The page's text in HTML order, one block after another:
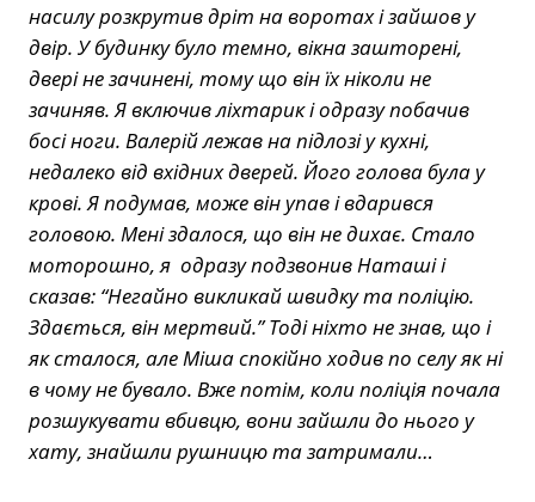
насилу розкрутив дріт на воротах і зайшов у
двір. У будинку було темно, вікна зашторені,
двері не зачинені, тому що він їх ніколи не
зачиняв. Я включив ліхтарик і одразу побачив
босі ноги. Валерій лежав на підлозі у кухні,
недалеко від вхідних дверей. Його голова була у
крові. Я подумав, може він упав і вдарився
головою. Мені здалося, що він не дихає. Стало
моторошно, я одразу подзвонив Наташі і
сказав: “Негайно викликай швидку та поліцію.
Здається, він мертвий.” Тоді ніхто не знав, що і
як сталося, але Міша спокійно ходив по селу як ні
в чому не бувало. Вже потім, коли поліція почала
розшукувати вбивцю, вони зайшли до нього у
хату, знайшли рушницю та затримали…